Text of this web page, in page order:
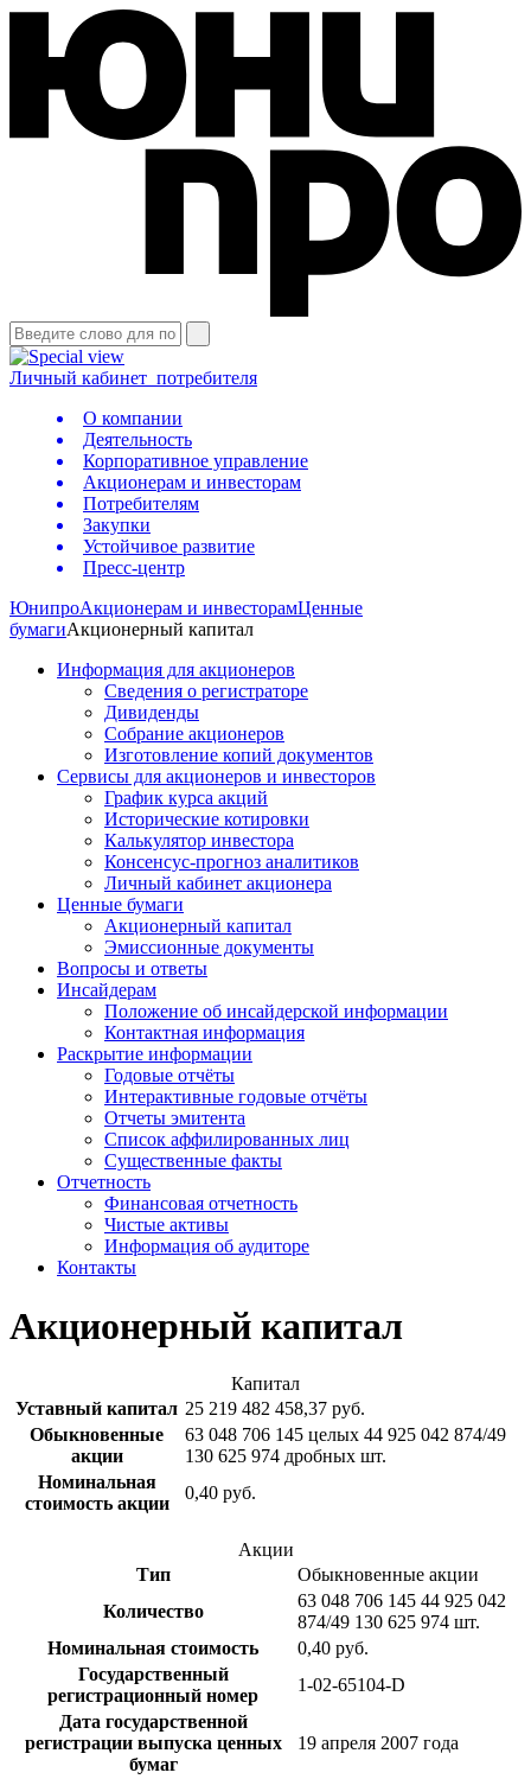
Личный кабинет потребителя
О компании
Деятельность
Корпоративное управление
Акционерам и инвесторам
Потребителям
Закупки
Устойчивое развитие
Пресс-центр
ЮнипроАкционерам и инвесторамЦенные
бумагиАкционерный капитал
Информация для акционеров
Сведения о регистраторе
Дивиденды
Собрание акционеров
Изготовление копий документов
Сервисы для акционеров и инвесторов
График курса акций
Исторические котировки
Калькулятор инвестора
Консенсус-прогноз аналитиков
Личный кабинет акционера
Ценные бумаги
Акционерный капитал
Эмиссионные документы
Вопросы и ответы
Инсайдерам
Положение об инсайдерской информации
Контактная информация
Раскрытие информации
Годовые отчёты
Интерактивные годовые отчёты
Отчеты эмитента
Список аффилированных лиц
Существенные факты
Отчетность
Финансовая отчетность
Чистые активы
Информация об аудиторе
Контакты
Акционерный капитал
Капитал
Уставный капитал 25 219 482 458,37 руб.
Обыкновенные
акции
63 048 706 145 целых 44 925 042 874/49
130 625 974 дробных шт.
Номинальная
стоимость акции
0,40 руб.
Акции
Тип
Обыкновенные акции
Количество
63 048 706 145 44 925 042
874/49 130 625 974 шт.
Номинальная стоимость
0,40 руб.
Государственный
регистрационный номер
1-02-65104-D
Дата государственной
регистрации выпуска ценных
бумаг
19 апреля 2007 года